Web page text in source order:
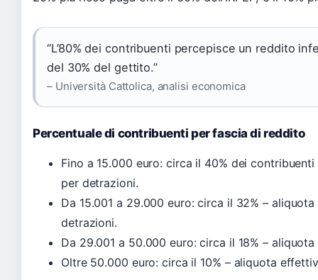
“L’80% dei contribuenti percepisce un reddito
del 30% del gettito.”
– Università Cattolica, analisi economica
Percentuale di contribuenti per fascia di reddito
Fino a 15.000 euro: circa il 40% dei
per detrazioni.
Da 15.001 a 29.000 euro: circa il 32% –
detrazioni.
Da 29.001 a 50.000 euro: circa il 18% –
Oltre 50.000 euro: circa il 10% – aliquota